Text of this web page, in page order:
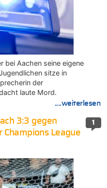
bei Aachen seine eigene
sitze in
der
laute Mord.
....weiterlesen
1
3:3 gegen
League